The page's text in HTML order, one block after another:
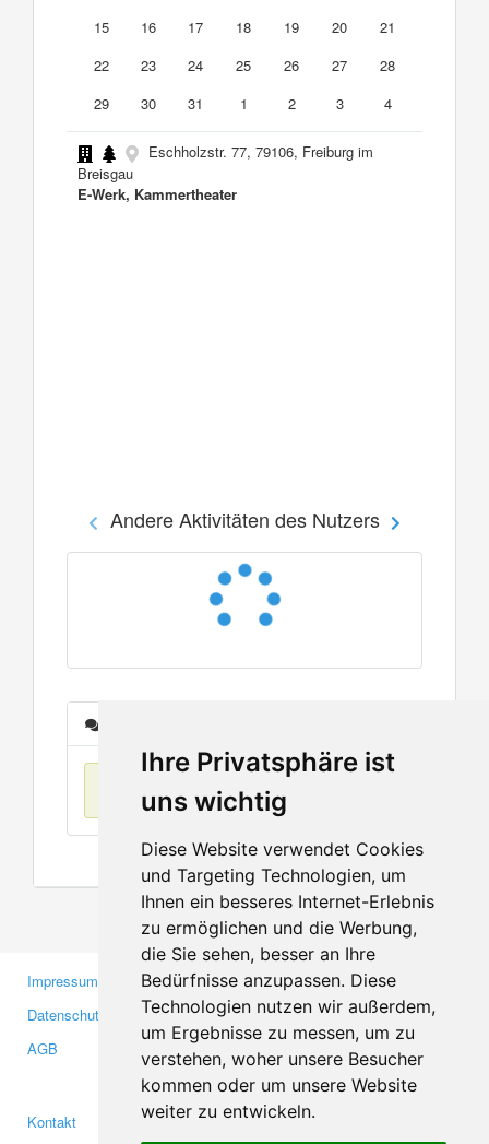
Ihre Privatsphäre ist
uns wichtig
Diese Website verwendet Cookies
und Targeting Technologien, um
Ihnen ein besseres Internet-Erlebnis
zu ermöglichen und die Werbung,
die Sie sehen, besser an Ihre
Bedürfnisse anzupassen. Diese
Technologien nutzen wir außerdem,
um Ergebnisse zu messen, um zu
verstehen, woher unsere Besucher
kommen oder um unsere Website
weiter zu entwickeln.
15
16 17 18 19 20
21
22
23 24 25 26 27
28
29
30 31 1 2 3 4
Eschholzstr. 77, 79106, Freiburg im
Breisgau
E-Werk, Kammertheater
Andere Aktivitäten des Nutzers
Keine Einträge
Impressum
Datenschutzerklärung
AGB
Gewerbetreibende
Investoren
Medien
Kontakt
Facebook